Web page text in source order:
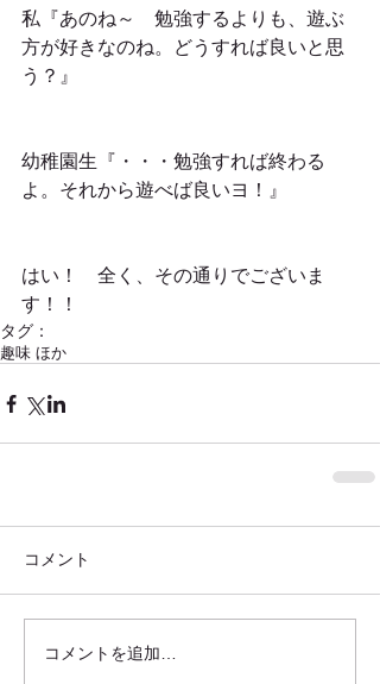
私『あのね～　勉強するよりも、遊ぶ
方が好きなのね。どうすれば良いと思
う？』
幼稚園生『・・・勉強すれば終わる
よ。それから遊べば良いヨ！』
はい！　全く、その通りでございま
す！！
タグ：
趣味 ほか
コメント
コメントを追加…